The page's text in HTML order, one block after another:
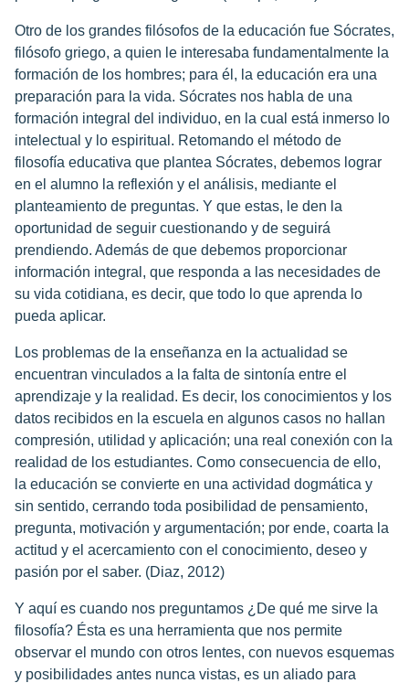
Otro de los grandes filósofos de la educación fue Sócrates,
filósofo griego, a quien le interesaba fundamentalmente la
formación de los hombres; para él, la educación era una
preparación para la vida. Sócrates nos habla de una
formación integral del individuo, en la cual está inmerso lo
intelectual y lo espiritual. Retomando el método de
filosofía educativa que plantea Sócrates, debemos lograr
en el alumno la reflexión y el análisis, mediante el
planteamiento de preguntas. Y que estas, le den la
oportunidad de seguir cuestionando y de seguirá
prendiendo. Además de que debemos proporcionar
información integral, que responda a las necesidades de
su vida cotidiana, es decir, que todo lo que aprenda lo
pueda aplicar.
Los problemas de la enseñanza en la actualidad se
encuentran vinculados a la falta de sintonía entre el
aprendizaje y la realidad. Es decir, los conocimientos y los
datos recibidos en la escuela en algunos casos no hallan
compresión, utilidad y aplicación; una real conexión con la
realidad de los estudiantes. Como consecuencia de ello,
la educación se convierte en una actividad dogmática y
sin sentido, cerrando toda posibilidad de pensamiento,
pregunta, motivación y argumentación; por ende, coarta la
actitud y el acercamiento con el conocimiento, deseo y
pasión por el saber. (Diaz, 2012)
Y aquí es cuando nos preguntamos ¿De qué me sirve la
filosofía? Ésta es una herramienta que nos permite
observar el mundo con otros lentes, con nuevos esquemas
y posibilidades antes nunca vistas, es un aliado para